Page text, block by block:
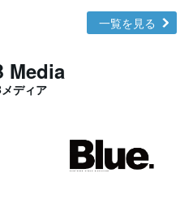
一覧を見る
Media
ディア